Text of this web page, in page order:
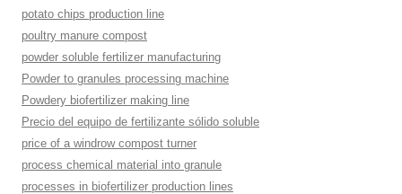
potato chips production line
poultry manure compost
powder soluble fertilizer manufacturing
Powder to granules processing machine
Powdery biofertilizer making line
Precio del equipo de fertilizante sólido soluble
price of a windrow compost turner
process chemical material into granule
processes in biofertilizer production lines